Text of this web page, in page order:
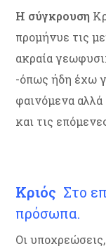
Η σύγκρουση
προμήνυε τις
ακραία
-όπως ήδη έχω
φαινόμενα αλλά
και τις
Κριός Στο
πρόσωπα.
Οι